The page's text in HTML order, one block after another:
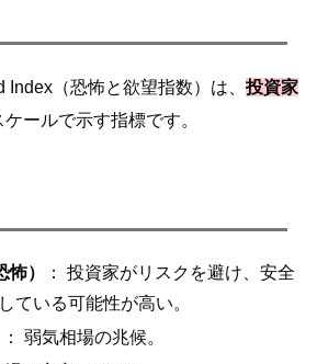
（恐怖と欲望指数）は、 投資家
ールで示す指標です。
）
： 投資家がリスクを避け、安全
ている可能性が高い。
： 弱気相場の兆候。